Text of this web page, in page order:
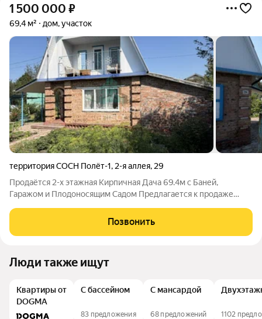
1 500 000 ₽
69,4 м² дом, участок
территория СОСН Полёт-1, 2-я аллея, 29
Продаётся 2-х этажная Кирпичная Дача 69.4м с Баней,
Гаражом и Плодоносящим Садом Предлагается к продаже
отдыха и садоводства. Ключевые особенности объекта: Дом
Позвонить
Люди также ищут
Квартиры от
DOGMA
С бассейном
83 предложения
С мансардой
68 предложений 1102